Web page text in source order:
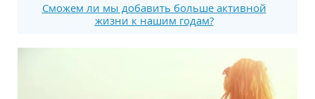
Сможем ли мы добавить больше активной
жизни к нашим годам?